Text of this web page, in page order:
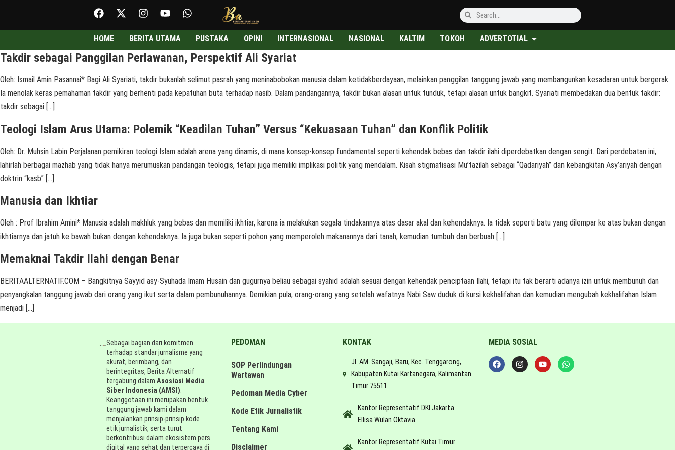
HOME BERITA UTAMA PUSTAKA OPINI INTERNASIONAL NASIONAL KALTIM TOKOH ADVERTOTIAL
Takdir sebagai Panggilan Perlawanan, Perspektif Ali Syariat
Oleh: Ismail Amin Pasannai* Bagi Ali Syariati, takdir bukanlah selimut pasrah yang meninabobokan manusia dalam ketidakberdayaan, melainkan panggilan tanggung jawab yang membangunkan kesadaran untuk bergerak.
Ia menolak keras pemahaman takdir yang berhenti pada kepatuhan buta terhadap nasib. Dalam pandangannya, takdir bukan alasan untuk tunduk, tetapi alasan untuk bangkit. Syariati membedakan dua bentuk takdir:
takdir sebagai […]
Teologi Islam Arus Utama: Polemik “Keadilan Tuhan” Versus “Kekuasaan Tuhan” dan Konflik Politik
Oleh: Dr. Muhsin Labin Perjalanan pemikiran teologi Islam adalah arena yang dinamis, di mana konsep-konsep fundamental seperti kehendak bebas dan takdir ilahi diperdebatkan dengan sengit. Dari perdebatan ini,
lahirlah berbagai mazhab yang tidak hanya merumuskan pandangan teologis, tetapi juga memiliki implikasi politik yang mendalam. Kisah stigmatisasi Mu’tazilah sebagai “Qadariyah” dan kebangkitan Asy’ariyah dengan
doktrin “kasb” […]
Manusia dan Ikhtiar
Oleh : Prof Ibrahim Amini* Manusia adalah makhluk yang bebas dan memiliki ikhtiar, karena ia melakukan segala tindakannya atas dasar akal dan kehendaknya. Ia tidak seperti batu yang dilempar ke atas bukan dengan
ikhtiarnya dan jatuh ke bawah bukan dengan kehendaknya. Ia juga bukan seperti pohon yang memperoleh makanannya dari tanah, kemudian tumbuh dan berbuah […]
Memaknai Takdir Ilahi dengan Benar
BERITAALTERNATIF.COM – Bangkitnya Sayyid asy-Syuhada Imam Husain dan gugurnya beliau sebagai syahid adalah sesuai dengan kehendak penciptaan Ilahi, tetapi itu tak berarti adanya izin untuk membunuh dan
penyangkalan tanggung jawab dari orang yang ikut serta dalam pembunuhannya. Demikian pula, orang-orang yang setelah wafatnya Nabi Saw duduk di kursi kekhalifahan dan kemudian mengubah kekhalifahan Islam
menjadi […]
Sebagai bagian dari komitmen
terhadap standar jurnalisme yang
akurat, berimbang, dan
berintegritas, Berita Alternatif
tergabung dalam Asosiasi Media
Siber Indonesia (AMSI).
Keanggotaan ini merupakan bentuk
tanggung jawab kami dalam
menjalankan prinsip-prinsip kode
etik jurnalistik, serta turut
berkontribusi dalam ekosistem pers
digital yang sehat dan terpercaya di
PEDOMAN
SOP Perlindungan
Wartawan
Pedoman Media Cyber
Kode Etik Jurnalistik
Tentang Kami
Disclaimer
KONTAK
Jl. AM. Sangaji, Baru, Kec. Tenggarong,
Kabupaten Kutai Kartanegara, Kalimantan
Timur 75511
Kantor Representatif DKI Jakarta
Ellisa Wulan Oktavia
Kantor Representatif Kutai Timur
MEDIA SOSIAL